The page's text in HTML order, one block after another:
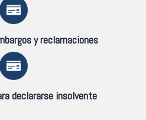
y reclamaciones
declararse insolvente